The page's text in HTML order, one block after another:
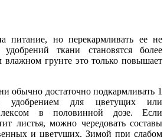
питание, но перекармливать ее не
ткани становятся более
грунте это только повышает
обычно достаточно подкармливать 1
для цветущих или
в половинной дозе. Если
листья, можно чередовать составы
и цветущих. Зимой при слабом